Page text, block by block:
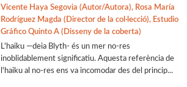
Vicente Haya Segovia (Autor/Autora), Rosa María
Rodríguez Magda (Director de la col·lecció), Estudio
Gráfico Quinto A (Disseny de la coberta)
L'haiku —deia Blyth- és un mer no-res
inoblidablement significatiu. Aquesta referència de
l'haiku al no-res ens va incomodar des del princip...